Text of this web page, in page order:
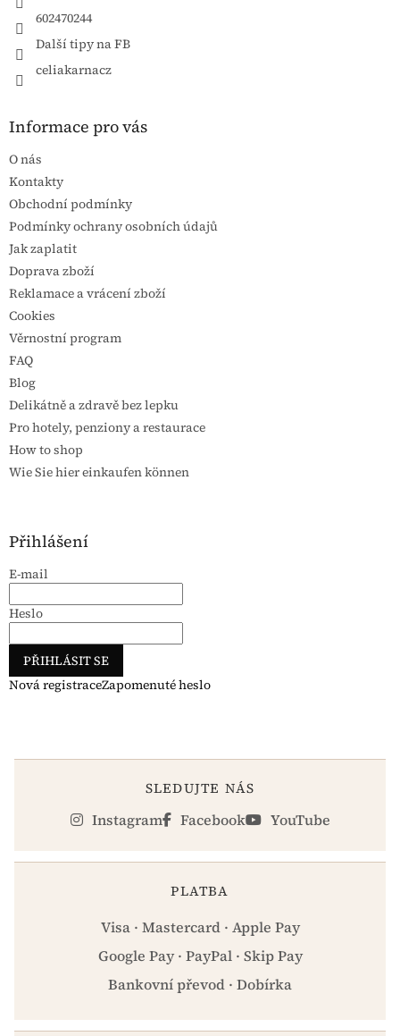
602470244
Další tipy na FB
celiakarnacz
Informace pro vás
O nás
Kontakty
Obchodní podmínky
Podmínky ochrany osobních údajů
Jak zaplatit
Doprava zboží
Reklamace a vrácení zboží
Cookies
Věrnostní program
FAQ
Blog
Delikátně a zdravě bez lepku
Pro hotely, penziony a restaurace
How to shop
Wie Sie hier einkaufen können
Přihlášení
E-mail
Heslo
PŘIHLÁSIT SE
Nová registraceZapomenuté heslo
SLEDUJTE NÁS
Instagram Facebook YouTube
PLATBA
Visa · Mastercard · Apple Pay
Google Pay · PayPal · Skip Pay
Bankovní převod · Dobírka